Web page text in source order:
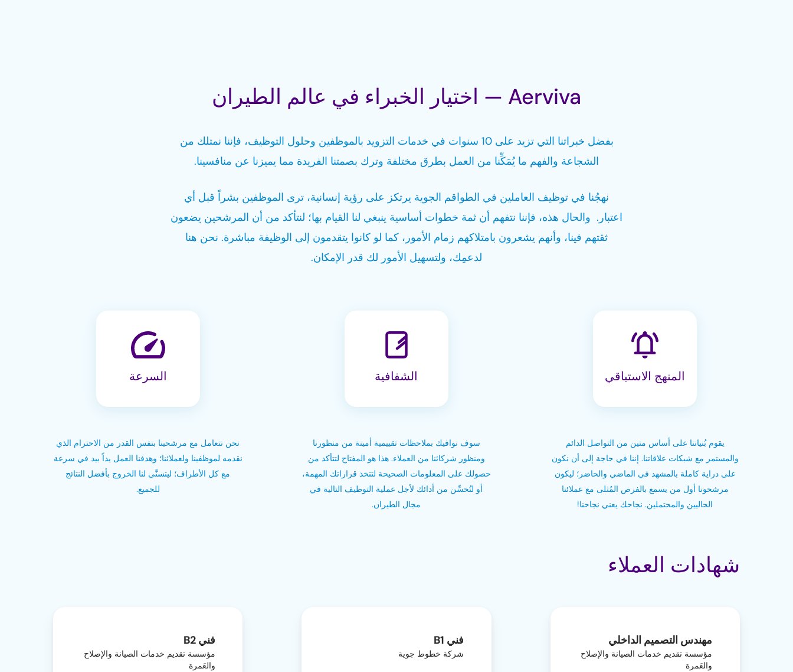
Aerviva — اختيار الخبراء في عالم الطيران
بفضل خبراتنا التي تزيد على 10 سنوات في خدمات التزويد بالموظفين وحلول التوظيف، فإننا نمتلك من
الشجاعة والفهم ما يُمَكِّنا من العمل بطرق مختلفة وترك بصمتنا الفريدة مما يميزنا عن منافسينا.
نهجُنا في توظيف العاملين في الطواقم الجوية يرتكز على رؤية إنسانية، ترى الموظفين بشراً قبل أي
اعتبار. والحال هذه، فإننا نتفهم أن ثمة خطوات أساسية ينبغي لنا القيام بها؛ لنتأكد من أن المرشحين يضعون
ثقتهم فينا، وأنهم يشعرون بامتلاكهم زمام الأمور، كما لو كانوا يتقدمون إلى الوظيفة مباشرة. نحن هنا
لدعمِك، ولتسهيل الأمور لك قدر الإمكان.
السرعة
نحن نتعامل مع مرشحينا بنفس القدر من الاحترام الذي
نقدمه لموظفينا ولعملائنا؛ وهدفنا العمل يداً بيد في سرعة
مع كل الأطراف؛ ليتسنَّى لنا الخروج بأفضل النتائج
للجميع.
الشفافية
سوف نوافيك بملاحظات تقييمية أمينة من منظورنا
ومنظور شركائنا من العملاء. هذا هو المفتاح لتتأكد من
حصولك على المعلومات الصحيحة لتتخذ قراراتك المهمة،
أو لتُحسِّن من أدائك لأجل عملية التوظيف التالية في
مجال الطيران.
المنهج الاستباقي
يقوم بُنياننا على أساس متين من التواصل الدائم
والمستمر مع شبكات علاقاتنا. إننا في حاجة إلى أن نكون
على دراية كاملة بالمشهد في الماضي والحاضر؛ ليكون
مرشحونا أول من يسمع بالفرص المُثلى مع عملائنا
الحاليين والمحتملين. نجاحك يعني نجاحنا!
شهادات العملاء
فني B2
مؤسسة تقديم خدمات الصيانة والإصلاح
والعَمرة
فني B1
شركة خطوط جوية
مهندس التصميم الداخلي
مؤسسة تقديم خدمات الصيانة والإصلاح
والعَمرة